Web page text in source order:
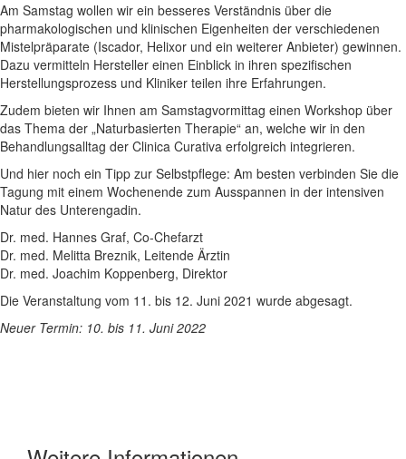
Am Samstag wollen wir ein besseres Verständnis über die
pharmakologischen und klinischen Eigenheiten der verschiedenen
Mistelpräparate (Iscador, Helixor und ein weiterer Anbieter) gewinnen.
Dazu vermitteln Hersteller einen Einblick in ihren spezifischen
Herstellungsprozess und Kliniker teilen ihre Erfahrungen.
Zudem bieten wir Ihnen am Samstagvormittag einen Workshop über
das Thema der „Naturbasierten Therapie“ an, welche wir in den
Behandlungsalltag der Clinica Curativa erfolgreich integrieren.
Und hier noch ein Tipp zur Selbstpflege: Am besten verbinden Sie die
Tagung mit einem Wochenende zum Ausspannen in der intensiven
Natur des Unterengadin.
Dr. med. Hannes Graf, Co-Chefarzt
Dr. med. Melitta Breznik, Leitende Ärztin
Dr. med. Joachim Koppenberg, Direktor
Die Veranstaltung vom 11. bis 12. Juni 2021 wurde abgesagt.
Neuer Termin: 10. bis 11. Juni 2022